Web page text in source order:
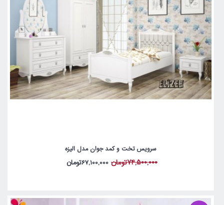
سرویس تخت و کمد جوان مدل الیزه
74,500,000تومان 67,100,000تومان